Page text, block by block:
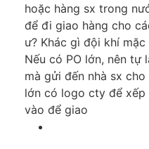
hoặc hàng sx trong
để đi giao hàng cho
ư? Khác gì đội khí
Nếu có PO lớn, nên
mà gửi đến nhà sx
lớn có logo cty để xếp
vào để giao